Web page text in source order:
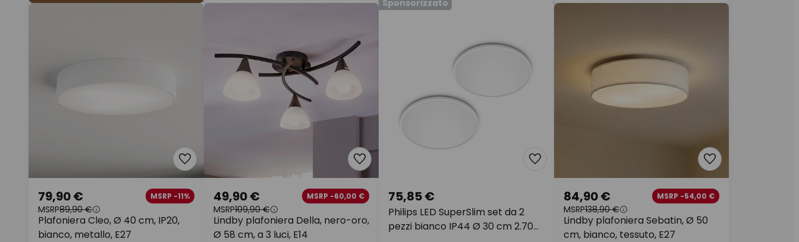
Plafoniera Cleo, Ø 40 cm, IP20,
bianco, metallo, E27
79,90 € MSRP -11%
MSRP89,90 €
Lindby plafoniera Della, nero-oro,
Ø 58 cm, a 3 luci, E14
49,90 € MSRP -60,00 €
MSRP109,90 €
Sponsorizzato
Philips LED SuperSlim set da 2
pezzi bianco IP44 Ø 30 cm 2.700
75,85 €
Lindby plafoniera Sebatin, Ø 50
cm, bianco, tessuto, E27
84,90 € MSRP -54,00 €
MSRP138,90 €